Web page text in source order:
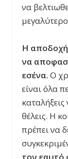
να
Η αποδοχή
να
εσένα. Ο
είναι όλα
θέλεις. Η
πρέπει να
τον εαυτό